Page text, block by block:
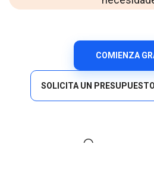
COMIENZA
SOLICITA UN